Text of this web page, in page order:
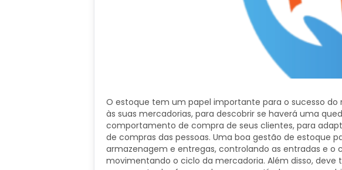
O estoque tem um papel importante para o sucesso
às suas mercadorias, para descobrir se haverá uma
comportamento de compra de seus clientes, para
de compras das pessoas. Uma boa gestão de estoque
armazenagem e entregas, controlando as entradas e o
movimentando o ciclo da mercadoria. Além disso,